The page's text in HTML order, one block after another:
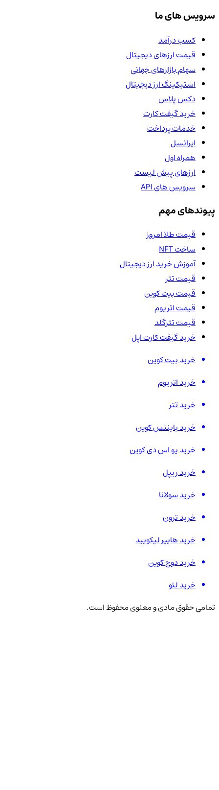
سرویس های ما
کسب درآمد
قیمت ارزهای دیجیتال
سهام بازارهای جهانی
استیکینگ ارز دیجیتال
دکس پلاس
خرید گیفت کارت
خدمات پرداخت
ایرانسل
همراه اول
ارزهای پیش لیست
سرویس های API
پیوندهای مهم
قیمت طلا امروز
ساخت NFT
آموزش خرید ارز دیجیتال
قیمت تتر
قیمت بیت کوین
قیمت اتریوم
قیمت تترگلد
خرید گیفت کارت اپل
خرید بیت کوین
خرید اتریوم
خرید تتر
خرید بایننس کوین
خرید یو اس دی کوین
خرید ریپل
خرید سولانا
خرید ترون
خرید هایپر لیکویید
خرید دوج کوین
خرید لئو
تمامی حقوق مادی و معنوی محفوظ است.